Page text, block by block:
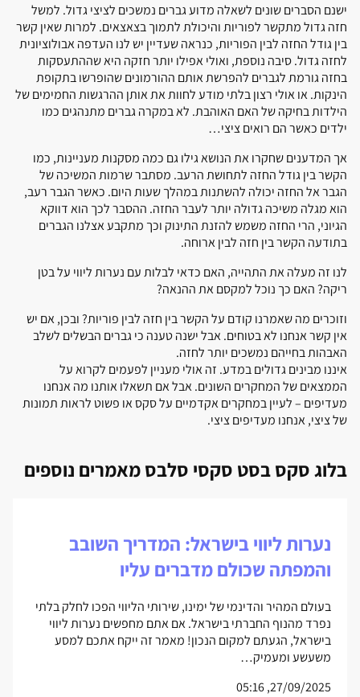
ישנם הסברים שונים לשאלה מדוע גברים נמשכים לציצי גדול. למשל
חזה גדול מתקשר לפוריות והיכולת לתמוך בצאצאים. למרות שאין קשר
בין גודל החזה לבין הפוריות, כנראה שעדיין יש לנו העדפה אבולוציונית
לחזה גדול. סיבה נוספת, ואולי אפילו יותר חזקה היא שההתעסקות
בחזה גורמת לגברים להפרשת אותם ההורמונים שהופרשו בתקופת
הינקות. או אולי רצון בלתי מודע לחוות את אותן ההרגשות החמימים של
הילדות בחיקה של האם האוהבת. לא במקרה גברים מתנהגים כמו
ילדים כאשר הם רואים ציצי…
אך המדענים שחקרו את הנושא גילו גם כמה מסקנות מעניינות, כמו
הקשר בין גודל החזה לתחושת הרעב. מסתבר שרמות המשיכה של
הגבר אל החזה יכולה להשתנות במהלך שעות היום. כאשר הגבר רעב,
הוא מגלה משיכה גדולה יותר לעבר החזה. ההסבר לכך הוא דווקא
הגיוני, הרי החזה משמש להזנת התינוק וכך מתקבע אצלנו הגברים
בתודעה הקשר בין חזה לבין ארוחה.
לנו זה מעלה את התהייה, האם כדאי לבלות עם נערות ליווי על בטן
ריקה? האם כך נוכל למקסם את ההנאה?
וזוכרים מה שאמרנו קודם על הקשר בין חזה לבין פוריות? ובכן, אם יש
אין קשר אנחנו לא בטוחים. אבל ישנה טענה כי גברים הבשלים לשלב
האבהות בחייהם נמשכים יותר לחזה.
איננו מבינים גדולים במדע. זה אולי מעניין לפעמים לקרוא על
הממצאים של המחקרים השונים. אבל אם תשאלו אותנו מה אנחנו
מעדיפים – לעיין במחקרים אקדמיים על סקס או פשוט לראות תמונות
של ציצי, אנחנו מעדיפים ציצי.
בלוג סקס בסט סקסי סלבס מאמרים נוספים
נערות ליווי בישראל: המדריך השובב
והמפתה שכולם מדברים עליו
בעולם המהיר והדינמי של ימינו, שירותי הליווי הפכו לחלק בלתי
נפרד מהנוף החברתי בישראל. אם אתם מחפשים נערות ליווי
בישראל, הגעתם למקום הנכון! מאמר זה ייקח אתכם למסע
משעשע ומעמיק…
27/09/2025, 05:16